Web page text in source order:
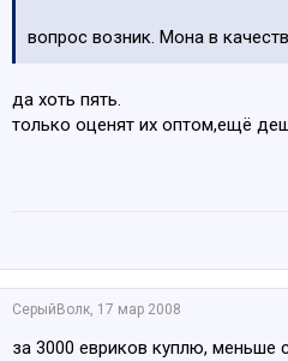
вопрос возник. Мона в
да хоть пять.
только оценят их оптом,ещё
СерыйВолк, 17 мар 2008
за 3000 евриков куплю, меньше